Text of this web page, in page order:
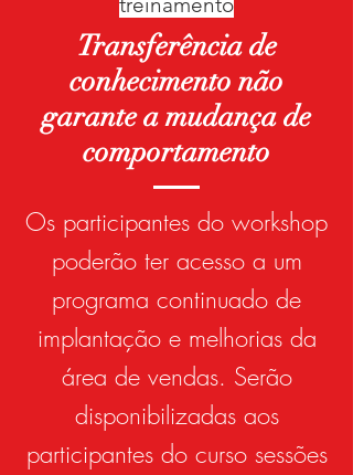
Transferência de
conhecimento não
garante a mudança de
comportamento
Os participantes do workshop
poderão ter acesso a um
programa continuado de
implantação e melhorias da
área de vendas. Serão
disponibilizadas aos
participantes do curso sessões